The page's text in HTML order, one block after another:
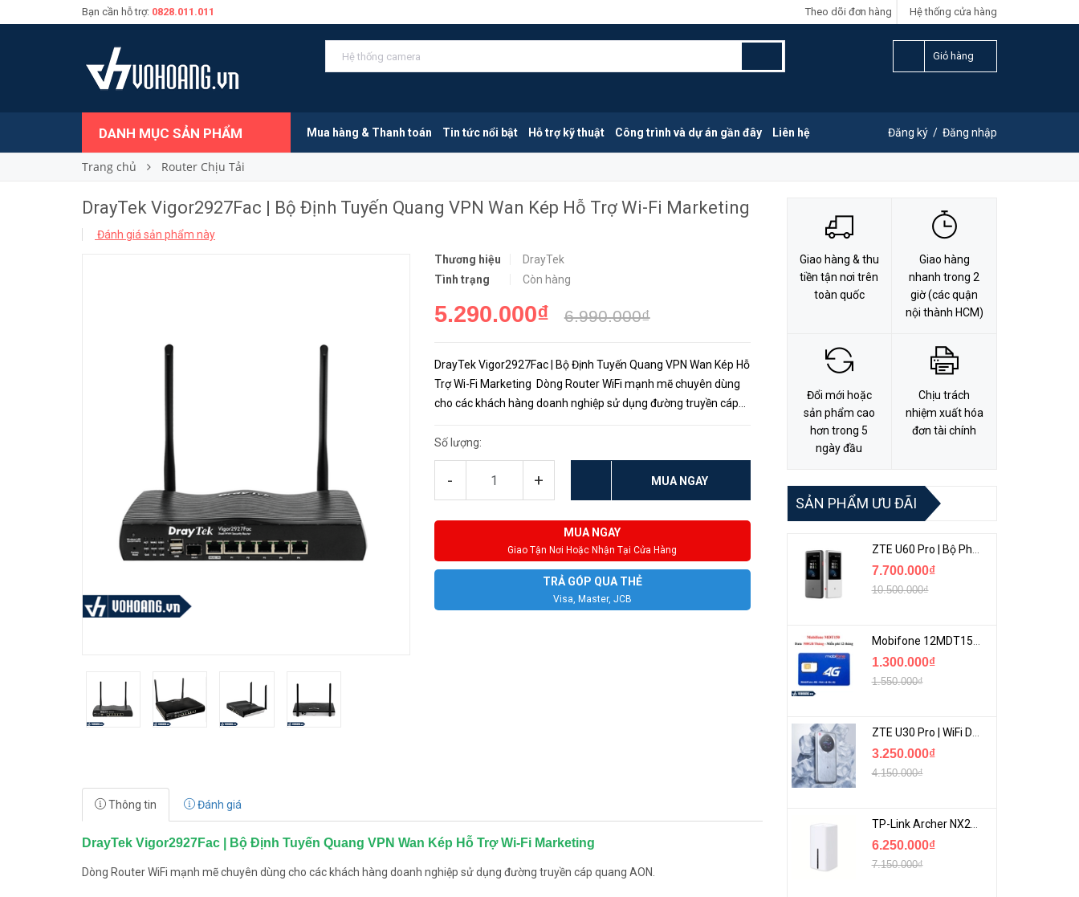
Bạn cần hỗ trợ: 0828.011.011 Hệ thống cửa hàng
Theo dõi đơn hàng
Giỏ hàng
DANH MỤC SẢN PHẨM Mua hàng & Thanh toán Tin tức nổi bật Hỗ trợ kỹ thuật Công trình và dự án gần đây Liên hệ Đăng ký / Đăng nhập
Trang chủ Router Chịu Tải
DrayTek Vigor2927Fac | Bộ Định Tuyến Quang VPN Wan Kép Hỗ Trợ Wi-Fi Marketing
Đánh giá sản phẩm này
Thương hiệu
DrayTek
Tình trạng
Còn hàng
5.290.000₫ 6.990.000₫
DrayTek Vigor2927Fac | Bộ Định Tuyến Quang VPN Wan Kép Hỗ
Trợ Wi-Fi Marketing Dòng Router WiFi mạnh mẽ chuyên dùng
cho các khách hàng doanh nghiệp sử dụng đường truyền cáp
một lựa chọn ...
Số lượng:
- + MUA NGAY
MUA NGAY
Giao Tận Nơi Hoặc Nhận Tại Cửa Hàng
TRẢ GÓP QUA THẺ
Visa, Master, JCB
MUA NGAY LIÊN HỆ ĐẶT HÀNG
Thông tin Đánh giá
DrayTek Vigor2927Fac | Bộ Định Tuyến Quang VPN Wan Kép Hỗ Trợ Wi-Fi Marketing
Dòng Router WiFi mạnh mẽ chuyên dùng cho các khách hàng doanh nghiệp sử dụng đường truyền cáp quang AON.
Giao hàng & thu
tiền tận nơi trên
toàn quốc
Giao hàng
nhanh trong 2
giờ (các quận
nội thành HCM)
Đổi mới hoặc
sản phẩm cao
hơn trong 5
ngày đầu
Chịu trách
nhiệm xuất hóa
đơn tài chính
SẢN PHẨM ƯU ĐÃI
ZTE U60 Pro | Bộ Phát 5G Cầm Tay Tích Hợp Công Nghệ WiFi 7, Pin 10000mAh
7.700.000₫
10.500.000₫
Mobifone 12MDT150 | Sim Chuyên 4G Mobifone Dung Lượng Cao 500GB/Tháng Gói 1 Năm
1.300.000₫
1.550.000₫
ZTE U30 Pro | WiFi Di Động 5G Tốc Độ Lên Đến 500Mbps, Màn Hình Cảm Ứng
3.250.000₫
4.150.000₫
TP-Link Archer NX200 | Bộ Phát WiFi Dùng Sim 5G Tốc Độ Cao Mới FullBox
6.250.000₫
7.150.000₫